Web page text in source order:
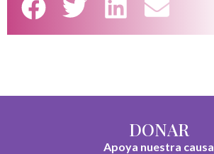
DONAR
Apoya nuestra causa